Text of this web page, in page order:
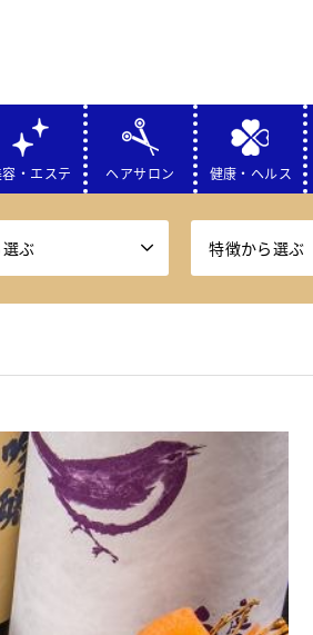
・エステ ヘアサロン 健康・ヘルス
ぶ 特徴から選ぶ